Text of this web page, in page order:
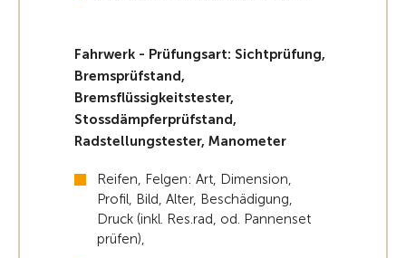
Fahrwerk - Prüfungsart: Sichtprüfung,
Bremsprüfstand,
Bremsflüssigkeitstester,
Stossdämpferprüfstand,
Radstellungstester, Manometer
Reifen, Felgen: Art, Dimension,
Profil, Bild, Alter, Beschädigung,
Druck (inkl. Res.rad, od. Pannenset
prüfen),